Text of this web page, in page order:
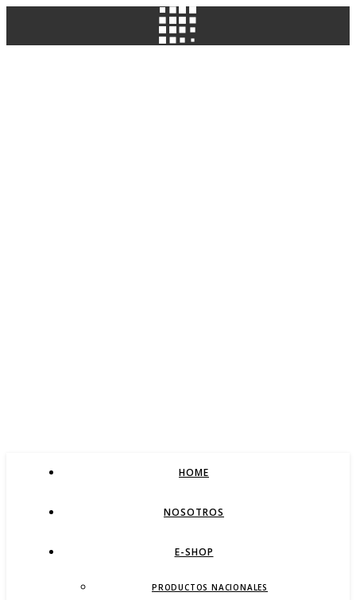
HOME
NOSOTROS
E-SHOP
PRODUCTOS NACIONALES